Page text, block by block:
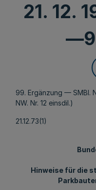
21. 12.
99. Ergänzung — SMBl.
NW. Nr. 12 einsdil.)
21.12.73(1)
Hinweise für die